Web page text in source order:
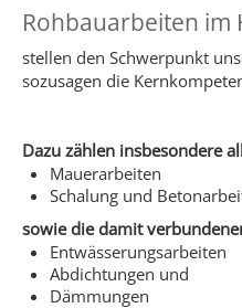
Rohbauarbeiten im
stellen den Schwerpunkt
sozusagen die
Dazu zählen insbesondere
Mauerarbeiten
Schalung und
sowie die damit
Entwässerungsarbeiten
Abdichtungen und
Dämmungen